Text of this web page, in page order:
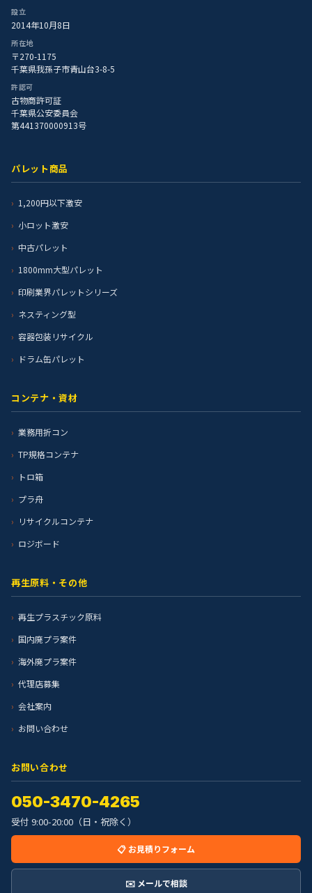
設立
2014年10月8日
所在地
〒270-1175
千葉県我孫子市青山台3-8-5
許認可
古物商許可証
千葉県公安委員会
第441370000913号
パレット商品
1,200円以下激安
小ロット激安
中古パレット
1800mm大型パレット
印刷業界パレットシリーズ
ネスティング型
容器包装リサイクル
ドラム缶パレット
コンテナ・資材
業務用折コン
TP規格コンテナ
トロ箱
プラ舟
リサイクルコンテナ
ロジボード
再生原料・その他
再生プラスチック原料
国内廃プラ案件
海外廃プラ案件
代理店募集
会社案内
お問い合わせ
お問い合わせ
050-3470-4265
受付 9:00-20:00（日・祝除く）
📋 お見積りフォーム
✉️ メールで相談